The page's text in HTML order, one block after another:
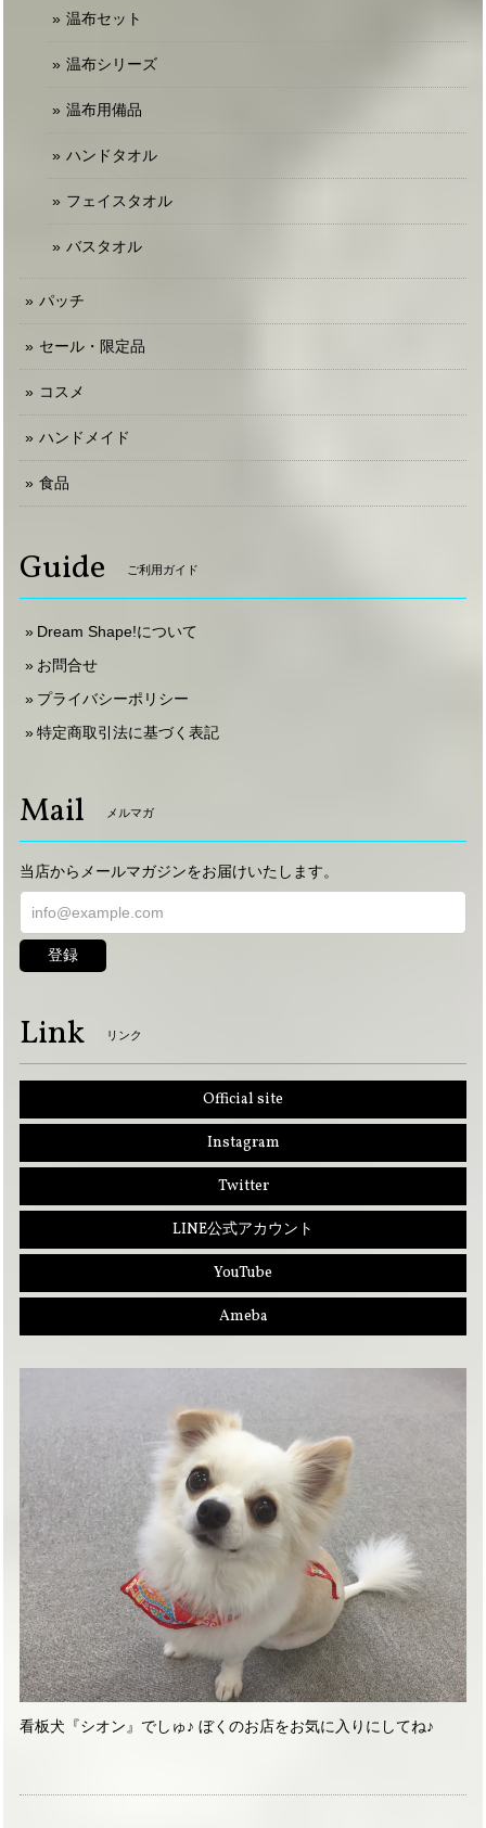
温布セット
温布シリーズ
温布用備品
ハンドタオル
フェイスタオル
バスタオル
パッチ
セール・限定品
コスメ
ハンドメイド
食品
Guide ご利用ガイド
Dream Shape!について
お問合せ
プライバシーポリシー
特定商取引法に基づく表記
Mail メルマガ
当店からメールマガジンをお届けいたします。
登録
Link リンク
Official site
Instagram
Twitter
LINE公式アカウント
YouTube
Ameba
看板犬『シオン』でしゅ♪ ぼくのお店をお気に入りにしてね♪